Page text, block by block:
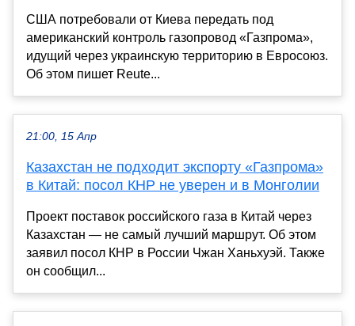
США потребовали от Киева передать под
американский контроль газопровод «Газпрома»,
идущий через украинскую территорию в Евросоюз.
Об этом пишет Reute...
21:00, 15 Апр
Казахстан не подходит экспорту «Газпрома»
в Китай: посол КНР не уверен и в Монголии
Проект поставок российского газа в Китай через
Казахстан — не самый лучший маршрут. Об этом
заявил посол КНР в России Чжан Ханьхуэй. Также
он сообщил...